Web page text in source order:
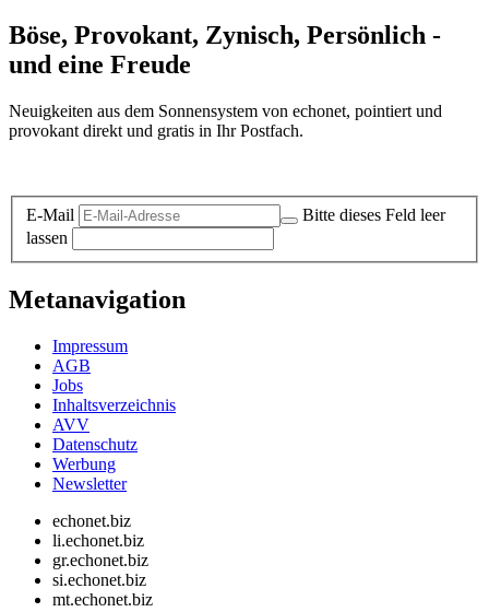
Böse, Provokant, Zynisch, Persönlich -
und eine Freude
Neuigkeiten aus dem Sonnensystem von echonet, pointiert und
provokant direkt und gratis in Ihr Postfach.
E-Mail
Bitte dieses Feld leer
lassen
Metanavigation
Impressum
AGB
Jobs
Inhaltsverzeichnis
AVV
Datenschutz
Werbung
Newsletter
echonet.biz
li.echonet.biz
gr.echonet.biz
si.echonet.biz
mt.echonet.biz